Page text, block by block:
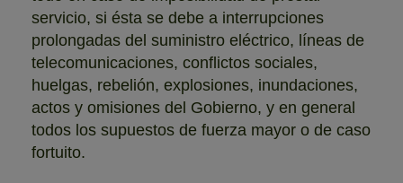
servicio, si ésta se debe a interrupciones
prolongadas del suministro eléctrico, líneas de
telecomunicaciones, conflictos sociales,
huelgas, rebelión, explosiones, inundaciones,
actos y omisiones del Gobierno, y en general
todos los supuestos de fuerza mayor o de caso
fortuito.